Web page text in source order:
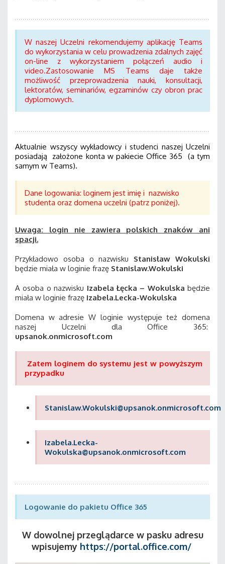
W naszej Uczelni rekomendujemy aplikację Teams
do wykorzystania w celu prowadzenia zdalnych zajęć
on-line z wykorzystaniem połączeń audio i
video.Zastosowanie MS Teams daje także
możliwość przeprowadzenia nauki, konsultacji,
lektoratów, seminariów, egzaminów czy obron prac
dyplomowych.
Aktualnie wszyscy wykładowcy i studenci naszej Uczelni
posiadają założone konta w pakiecie Office 365 (a tym
samym w Teams).
Dane logowania: loginem jest imię i nazwisko
studenta oraz domena uczelni (patrz poniżej).
Uwaga: login nie zawiera polskich znaków ani
spacji.
Przykładowo osoba o nazwisku Stanisław Wokulski
będzie miała w loginie frazę Stanislaw.Wokulski
A osoba o nazwisku Izabela Łęcka – Wokulska będzie
miała w loginie frazę Izabela.Lecka-Wokulska
Domena w adresie W loginie występuje też domena
naszej Uczelni dla Office 365:
upsanok.onmicrosoft.com
Zatem loginem do systemu jest w powyższym
przypadku
Stanislaw.Wokulski@upsanok.onmicrosoft.com
Izabela.Lecka-
Wokulska@upsanok.onmicrosoft.com
Logowanie do pakietu Office 365
W dowolnej przeglądarce w pasku adresu
wpisujemy https://portal.office.com/